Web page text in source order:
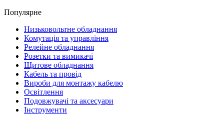
Популярне
Низьковольтне обладнання
Комутація та управління
Релейне обладнання
Розетки та вимикачі
Щитове обладнання
Кабель та провід
Вироби для монтажу кабелю
Освітлення
Подовжувачі та аксесуари
Інструменти